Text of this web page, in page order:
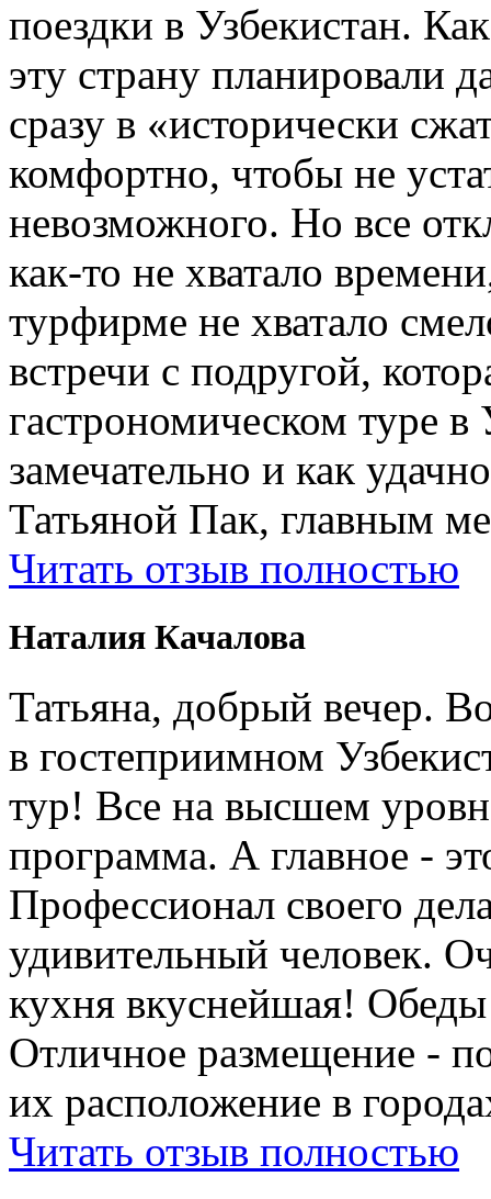
поездки в Узбекистан.
эту страну планировали
сразу в «исторически
комфортно, чтобы не
невозможного. Но все
как-то не хватало
турфирме не хватало
встречи с подругой,
гастрономическом туре
замечательно и как
Татьяной Пак, главным
Читать отзыв полностью
Наталия Качалова
Татьяна, добрый вечер.
в гостеприимном
тур! Все на высшем
программа. А главное -
Профессионал своего
удивительный человек.
кухня вкуснейшая!
Отличное размещение -
их расположение в
Читать отзыв полностью